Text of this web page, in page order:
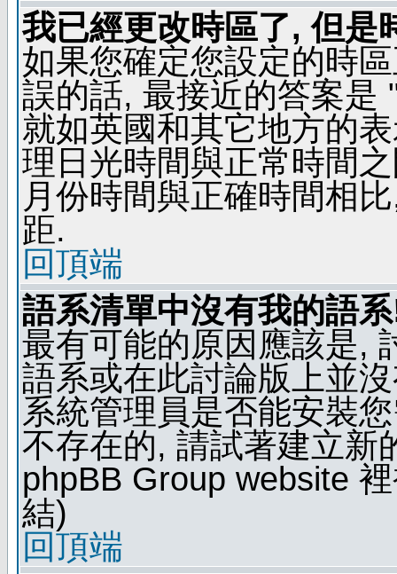
我已經更改時區了, 但是
如果您確定您設定的時
誤的話, 最接近的答案是
就如英國和其它地方的
理日光時間與正常時間
月份時間與正確時間相
距.
回頂端
語系清單中沒有我的語
最有可能的原因應該是,
語系或在此討論版上並
系統管理員是否能安裝
不存在的, 請試著建立新
phpBB Group website
結)
回頂端